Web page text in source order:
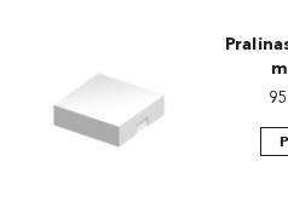
Matfer Bourgeat
Nora Chokladskola
95